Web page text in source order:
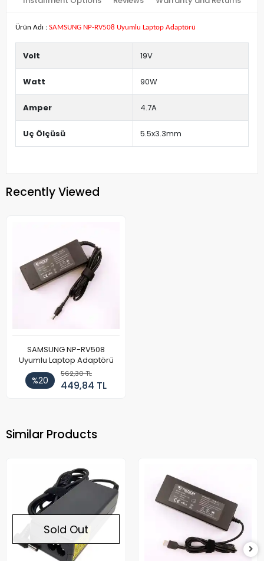
Ürün Adı : SAMSUNG NP-RV508 Uyumlu Laptop Adaptörü
Volt 19V
Watt 90W
Amper 4.7A
Uç Ölçüsü 5.5x3.3mm
Recently Viewed
SAMSUNG NP-RV508
Uyumlu Laptop Adaptörü
%20
562,30 TL
449,84 TL
Similar Products
Sold Out